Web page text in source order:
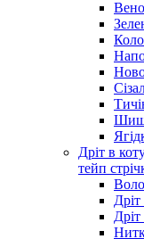
Дріт в
тейп